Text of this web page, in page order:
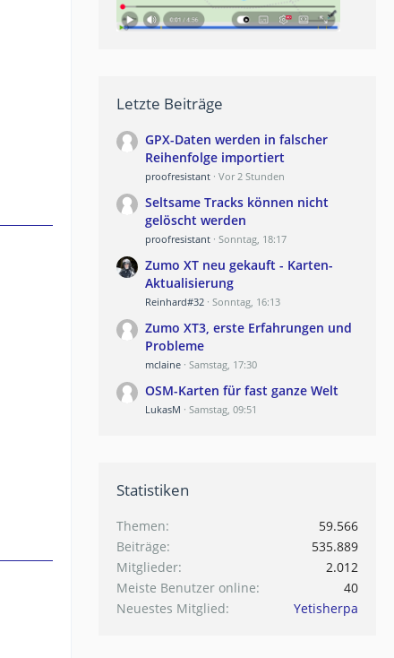
Letzte Beiträge
GPX-Daten werden in falscher
Reihenfolge importiert
proofresistant Vor 2 Stunden
Seltsame Tracks können nicht
gelöscht werden
proofresistant Sonntag, 18:17
Zumo XT neu gekauft - Karten-
Aktualisierung
Reinhard#32 Sonntag, 16:13
Zumo XT3, erste Erfahrungen und
Probleme
mclaine Samstag, 17:30
OSM-Karten für fast ganze Welt
LukasM Samstag, 09:51
Statistiken
Themen
59.566
Beiträge
535.889
Mitglieder
2.012
Meiste Benutzer online
40
Neuestes Mitglied
Yetisherpa